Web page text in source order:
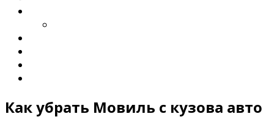
Как убрать Мовиль с кузова авто